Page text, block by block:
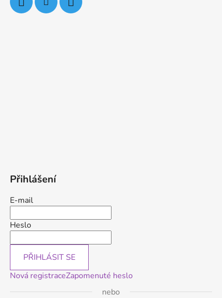
Přihlášení
E-mail
Heslo
PŘIHLÁSIT SE
Nová registraceZapomenuté heslo
nebo